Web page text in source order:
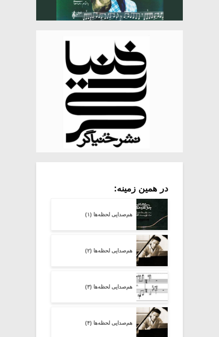
در همین زمینه:
هم‌صدایی لحظه‌ها (۱)
هم‌صدایی لحظه‌ها (۲)
هم‌صدایی لحظه‌ها (۳)
هم‌صدایی لحظه‌ها (۴)